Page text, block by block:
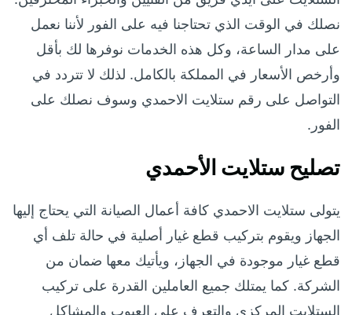
نصلك في الوقت الذي تحتاجنا فيه على الفور لأننا نعمل
على مدار الساعة، وكل هذه الخدمات نوفرها لك بأقل
وأرخص الأسعار في المملكة بالكامل. لذلك لا تتردد في
التواصل على رقم ستلايت الاحمدي وسوف نصلك على
الفور.
تصليح ستلايت الأحمدي
يتولى ستلايت الاحمدي كافة أعمال الصيانة التي يحتاج إليها
الجهاز ويقوم بتركيب قطع غيار أصلية في حالة تلف أي
قطع غيار موجودة في الجهاز، ويأتيك معها ضمان من
الشركة. كما يمتلك جميع العاملين القدرة على تركيب
الستلايت المركزي والتعرف على العيوب والمشاكل